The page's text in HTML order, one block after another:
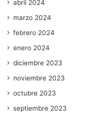
abril 2024
marzo 2024
febrero 2024
enero 2024
diciembre 2023
noviembre 2023
octubre 2023
septiembre 2023